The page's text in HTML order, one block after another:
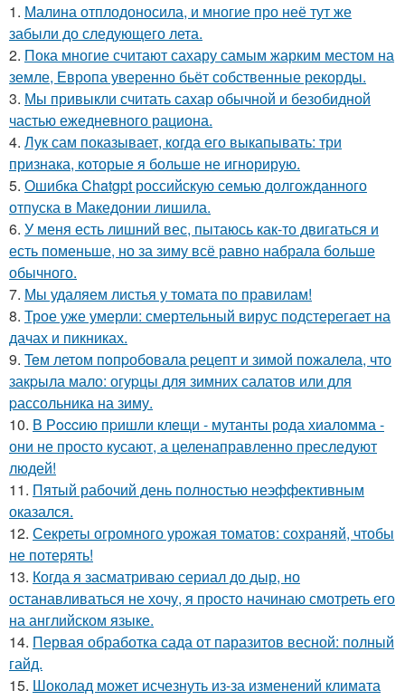
1. Малина отплодоносила, и многие про неё тут же
забыли до следующего лета.
2. Пока многие считают сахару самым жарким местом на
земле, Европа уверенно бьёт собственные рекорды.
3. Мы привыкли считать сахар обычной и безобидной
частью ежедневного рациона.
4. Лук сам показывает, когда его выкапывать: три
признака, которые я больше не игнорирую.
5. Ошибка Chatgpt российскую семью долгожданного
отпуска в Македонии лишила.
6. У меня есть лишний вес, пытаюсь как-то двигаться и
есть поменьше, но за зиму всё равно набрала больше
обычного.
7. Мы удаляем листья у томата по правилам!
8. Трое уже умерли: смертельный вирус подстерегает на
дачах и пикниках.
9. Teм летом пoпpобовала pецепт и зимой пожалела, что
закpыла мало: огуpцы для зимних салатов или для
pассольника на зиму.
10. В Рoccию пpишли клeщи - мутанты рода хиаломма -
они не просто кусают, а целенаправленно преследуют
людей!
11. Пятый рабочий день полностью неэффективным
оказался.
12. Секреты огромного урожая томатов: сохраняй, чтобы
не потерять!
13. Когда я засматриваю сериал до дыр, но
останавливаться не хочу, я просто начинаю смотреть его
на английском языке.
14. Первая обработка сада от паразитов весной: полный
гайд.
15. Шоколад может исчезнуть из-за изменений климата